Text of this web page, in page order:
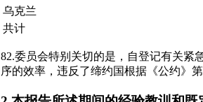
乌克兰
共计
82.委员会特别关切的是，自登记有关紧
序的效率，违反了缔约国根据《公约》